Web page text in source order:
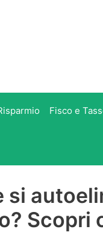
Fisco e
si
Scopri